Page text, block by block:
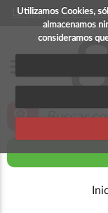
Utilizamos Cookies,
almacenamos
consideramos
La app para
zoom_in